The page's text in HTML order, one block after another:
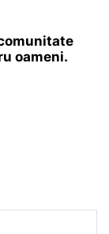
oameni.